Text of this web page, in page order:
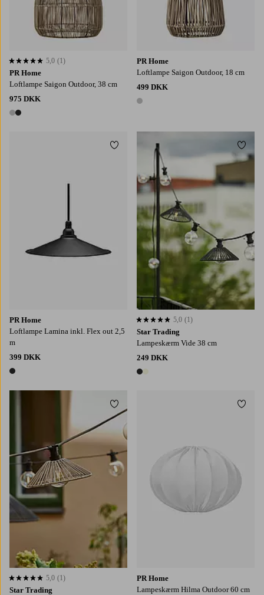
PR Home
Loftlampe Saigon Outdoor, 38 cm
975 DKK
2 farver
5,0 baseret på 1 bedømmelser
5,0 (1)
PR Home
Loftlampe Saigon Outdoor, 18 cm
499 DKK
1 farve
PR Home
Loftlampe Lamina inkl. Flex out 2,5
m
399 DKK
1 farve
Tilføj til favoritter
Star Trading
Lampeskærm Vide 38 cm
249 DKK
2 farver
5,0 baseret på 1 bedømmelser
5,0 (1)
Star Trading
5,0 baseret på 1 bedømmelser
5,0 (1)
Tilføj til favoritter
PR Home
Lampeskærm Hilma Outdoor 60 cm